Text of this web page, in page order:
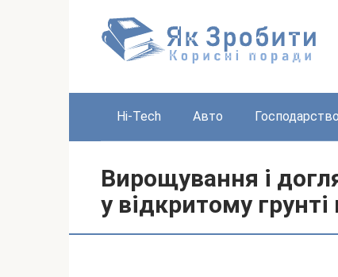
Hi-Tech Авто Господарство
Вирощування і
у відкритому грунті